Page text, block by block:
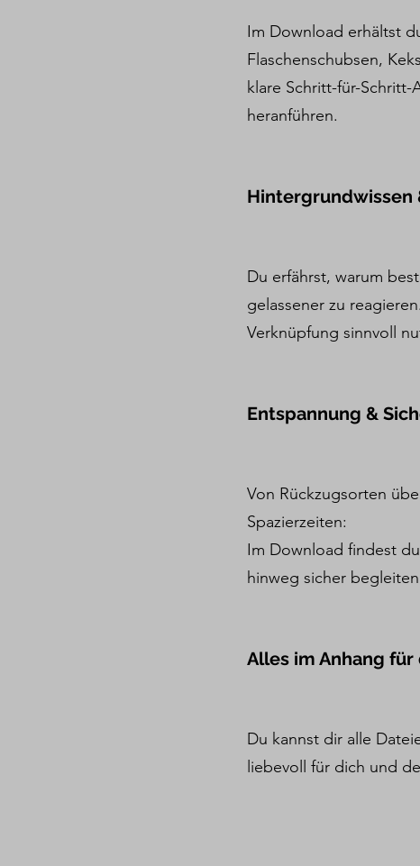
Im Download erhältst
Flaschenschubsen,
klare Schritt-für-
heranführen.
Hintergrundwissen
Du erfährst, warum
gelassener zu
Verknüpfung sinnvoll
Entspannung &
Von Rückzugsorten
Spazierzeiten:
Im Download findest
hinweg sicher
Alles im Anhang
Du kannst dir alle
liebevoll für dich und